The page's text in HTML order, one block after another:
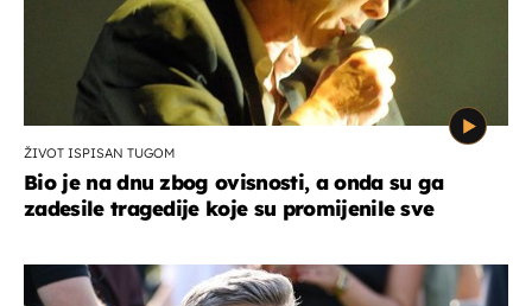
ŽIVOT ISPISAN TUGOM
Bio je na dnu zbog ovisnosti, a onda su ga
zadesile tragedije koje su promijenile sve